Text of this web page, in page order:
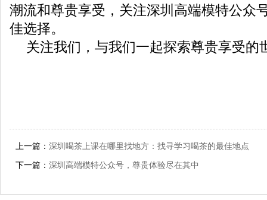
潮流和尊贵享受，关注深圳高端模特公众
佳选择。
关注我们，与我们一起探索尊贵享受的
上一篇： 深圳喝茶上课在哪里找地方：找寻学习喝茶的最佳地点
下一篇： 深圳高端模特公众号，尊贵体验尽在其中